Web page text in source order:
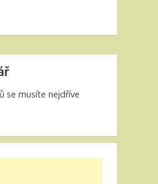
se musíte nejdříve